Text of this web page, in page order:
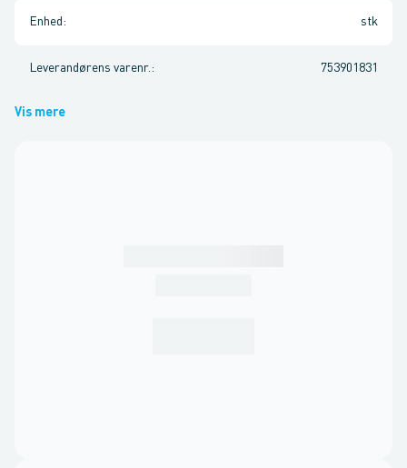
Enhed : stk
Leverandørens varenr. : 753901831
Vis mere